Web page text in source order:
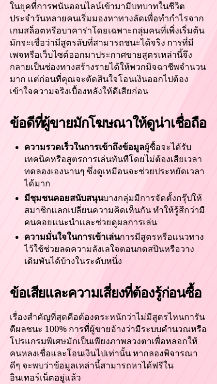
ในยุคที่การพนันออนไลน์เข้ามามีบทบาทในชีวิต
ประจำวันหลายคนเริ่มมองหาทางลัดเพื่อทำกำไรจาก
เกมสล็อตหรือบาคาร่าโดยเฉพาะกลุ่มคนที่เพิ่งเริ่มต้น
มักจะเชื่อว่ามีสูตรลับที่สามารถชนะได้จริง การที่มี
เพจหรือเว็บไซต์ออกมาประกาศขายสูตรเหล่านี้จึง
กลายเป็นช่องทางสร้างรายได้ให้พวกมิจฉาชีพจำนวน
มาก แต่ก่อนที่คุณจะตัดสินใจโอนเงินออกไปต้อง
เข้าใจความจริงเบื้องหลังให้ดีเสียก่อน
ข้อดีที่ผู้ขายมักโฆษณาให้ดูน่าเชื่อถือ
ความรวดเร็วในการเข้าถึงข้อมูลผู้ซื้อจะได้รับ
เทคนิคหรือสูตรการเล่นทันทีโดยไม่ต้องเสียเวลา
ทดลองเองนานๆ ซึ่งดูเหมือนจะช่วยประหยัดเวลา
ได้มาก
มีชุมชนคอยสนับสนุนบางกลุ่มมีการจัดตั้งกรุ๊ปให้
สมาชิกแลกเปลี่ยนความคิดเห็นกัน ทำให้รู้สึกว่ามี
คนคอยแนะนำและช่วยดูผลการเล่น
ความมั่นใจในการเข้าเล่นการมีสูตรหรือแนวทาง
ไว้ใช้ช่วยลดความลังเลใจตอนกดสปินหรือวาง
เดิมพันได้บ้างในระดับหนึ่ง
ข้อเสียและความเสี่ยงที่ต้องรู้ก่อนซื้อ
เรื่องสำคัญที่สุดคือต้องตระหนักว่าไม่มีสูตรไหนการัน
ตีผลชนะ 100% การที่ผู้ขายอ้างว่ามีระบบคำนวณหรือ
โปรแกรมพิเศษมักเป็นเพียงภาพลวงตาเพื่อหลอกให้
คนหลงเชื่อและโอนเงินไปเท่านั้น หากลองพิจารณา
ดีๆ จะพบว่าข้อมูลเหล่านี้สามารถหาได้ฟรีใน
อินเทอร์เน็ตอยู่แล้ว